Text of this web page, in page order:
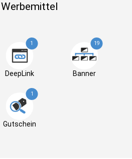
Werbemittel
1
DeepLink
19
Banner
1
Gutschein